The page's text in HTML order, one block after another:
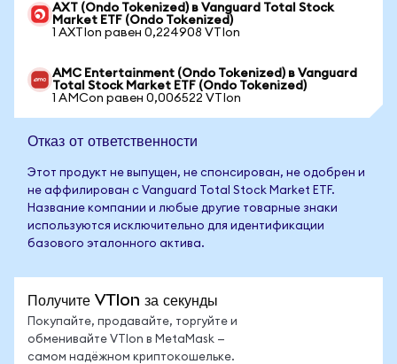
AXT (Ondo Tokenized) в Vanguard Total Stock
Market ETF (Ondo Tokenized)
1 AXTIon равен 0,224908 VTIon
AMC Entertainment (Ondo Tokenized) в Vanguard
Total Stock Market ETF (Ondo Tokenized)
1 AMCon равен 0,006522 VTIon
Отказ от ответственности
Этот продукт не выпущен, не спонсирован, не одобрен и
не аффилирован с Vanguard Total Stock Market ETF.
Название компании и любые другие товарные знаки
используются исключительно для идентификации
базового эталонного актива.
Получите VTIon за секунды
Покупайте, продавайте, торгуйте и
обменивайте VTIon в MetaMask —
самом надёжном криптокошельке.